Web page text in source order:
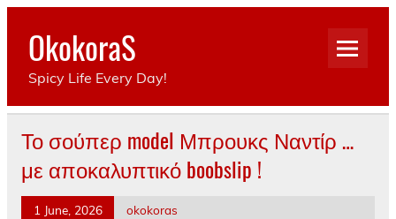
Skip
contentOkokoraS
Spicy Life Every Day!
Το σούπερ model Μπρουκς Ναντίρ …
με αποκαλυπτικό boobslip !
1 June, 2026 okokoras